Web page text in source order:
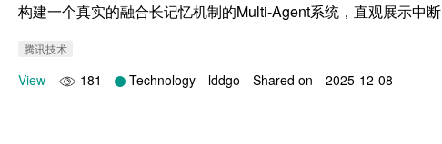
构建一个真实的融合长记忆机制的Multi-Agent系统，直观展示中断
腾讯技术
View 181 Technology lddgo Shared on 2025-12-08